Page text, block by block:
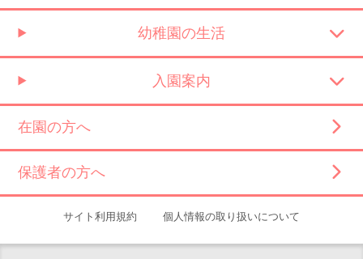
幼稚園の生活
入園案内
在園の方へ
保護者の方へ
サイト利用規約 個人情報の取り扱いについて